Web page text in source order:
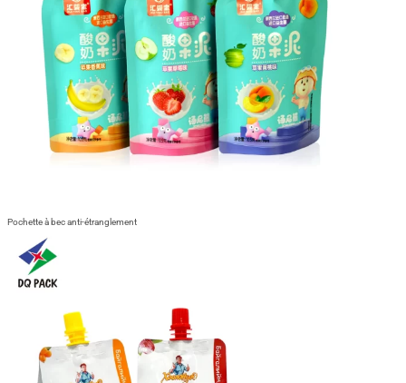
Pochette à bec anti-étranglement